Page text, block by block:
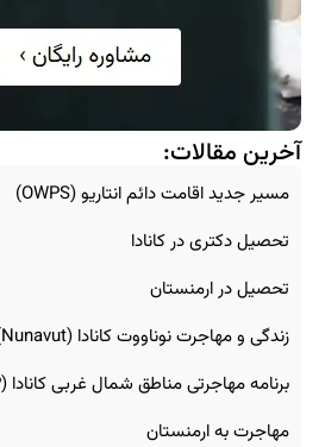
آخرین مقالات:
مسیر جدید اقامت دائم انتاریو (OWPS)
تحصیل دکتری در کانادا
تحصیل در ارمنستان
زندگی و مهاجرت نوناووت کانادا (Nunavut)
برنامه مهاجرتی مناطق شمال غربی کانادا (NTNP)
مهاجرت به ارمنستان